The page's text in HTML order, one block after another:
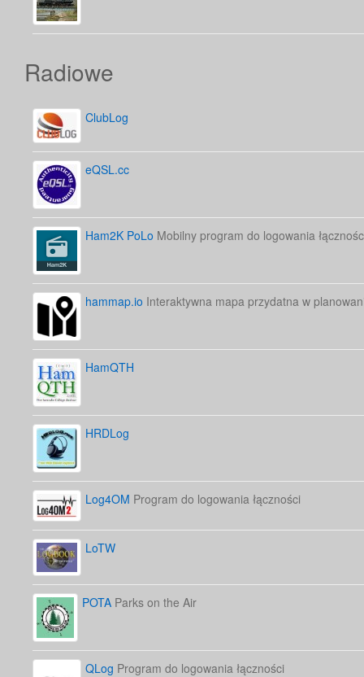
Radiowe
ClubLog
eQSL.cc
Ham2K PoLo Mobilny program do logowania
hammap.io Interaktywna mapa przydatna w
HamQTH
HRDLog
Log4OM Program do logowania łączności
LoTW
POTA Parks on the Air
QLog Program do logowania łączności